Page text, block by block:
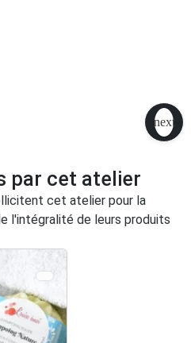
par cet atelier
cet atelier pour la
l'intégralité de leurs produits